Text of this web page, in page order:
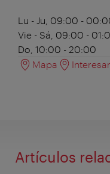
Lu - Ju, 09:00 -
Vie - Sá, 09:00 -
Do, 10:00 - 20:00
Mapa
Artículos